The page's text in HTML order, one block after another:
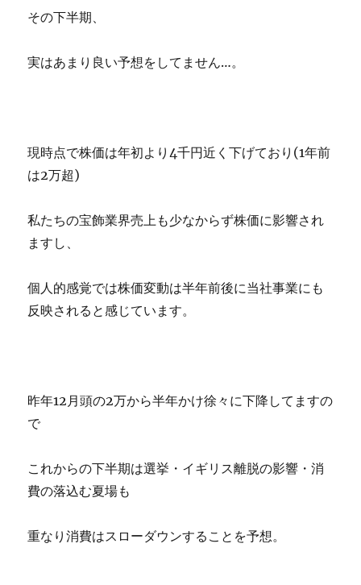
その下半期、
実はあまり良い予想をしてません…。
現時点で株価は年初より4千円近く下げており(1年前
は2万超)
私たちの宝飾業界売上も少なからず株価に影響され
ますし、
個人的感覚では株価変動は半年前後に当社事業にも
反映されると感じています。
昨年12月頭の2万から半年かけ徐々に下降してますの
で
これからの下半期は選挙・イギリス離脱の影響・消
費の落込む夏場も
重なり消費はスローダウンすることを予想。